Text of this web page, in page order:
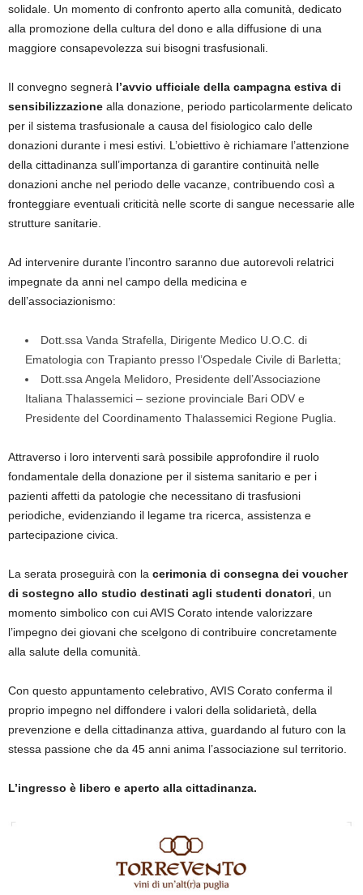
solidale. Un momento di confronto aperto alla comunità, dedicato
alla promozione della cultura del dono e alla diffusione di una
maggiore consapevolezza sui bisogni trasfusionali.
Il convegno segnerà l’avvio ufficiale della campagna estiva di
sensibilizzazione alla donazione, periodo particolarmente delicato
per il sistema trasfusionale a causa del fisiologico calo delle
donazioni durante i mesi estivi. L’obiettivo è richiamare l’attenzione
della cittadinanza sull’importanza di garantire continuità nelle
donazioni anche nel periodo delle vacanze, contribuendo così a
fronteggiare eventuali criticità nelle scorte di sangue necessarie alle
strutture sanitarie.
Ad intervenire durante l’incontro saranno due autorevoli relatrici
impegnate da anni nel campo della medicina e
dell’associazionismo:
Dott.ssa Vanda Strafella, Dirigente Medico U.O.C. di
Ematologia con Trapianto presso l’Ospedale Civile di Barletta;
Dott.ssa Angela Melidoro, Presidente dell’Associazione
Italiana Thalassemici – sezione provinciale Bari ODV e
Presidente del Coordinamento Thalassemici Regione Puglia.
Attraverso i loro interventi sarà possibile approfondire il ruolo
fondamentale della donazione per il sistema sanitario e per i
pazienti affetti da patologie che necessitano di trasfusioni
periodiche, evidenziando il legame tra ricerca, assistenza e
partecipazione civica.
La serata proseguirà con la cerimonia di consegna dei voucher
di sostegno allo studio destinati agli studenti donatori , un
momento simbolico con cui AVIS Corato intende valorizzare
l’impegno dei giovani che scelgono di contribuire concretamente
alla salute della comunità.
Con questo appuntamento celebrativo, AVIS Corato conferma il
proprio impegno nel diffondere i valori della solidarietà, della
prevenzione e della cittadinanza attiva, guardando al futuro con la
stessa passione che da 45 anni anima l’associazione sul territorio.
L’ingresso è libero e aperto alla cittadinanza.